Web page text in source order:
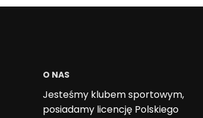
O NAS
Jesteśmy klubem sportowym,
posiadamy licencję Polskiego